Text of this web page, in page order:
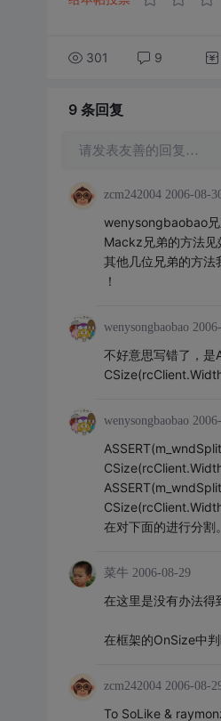
301 9
9 条回复
请发表友善的回复…
zcm242004 2006-08-
wenysongbaobao兄
Mackz兄弟的方法见
其他几位兄弟的方法
！
wenysongbaobao
不好意思写错了，是
wenysongbaobao
在对下面的进行分割
菜牛 2006-08-29
在这里是没有办法得
在框架的OnSize中
zcm242004 2006-08-
To SoLike &